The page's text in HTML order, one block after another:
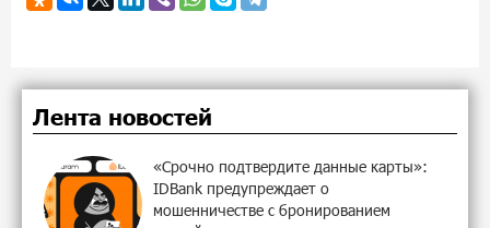
Лента новостей
«Срочно подтвердите данные карты»:
IDBank предупреждает о
мошенничестве с бронированием